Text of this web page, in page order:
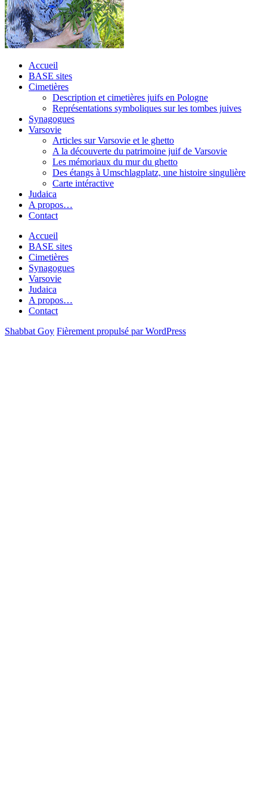
Accueil
BASE sites
Cimetières
Description et cimetières juifs en Pologne
Représentations symboliques sur les tombes juives
Synagogues
Varsovie
Articles sur Varsovie et le ghetto
A la découverte du patrimoine juif de Varsovie
Les mémoriaux du mur du ghetto
Des étangs à Umschlagplatz, une histoire singulière
Carte intéractive
Judaica
A propos…
Contact
Accueil
BASE sites
Cimetières
Synagogues
Varsovie
Judaica
A propos…
Contact
Shabbat Goy Fièrement propulsé par WordPress